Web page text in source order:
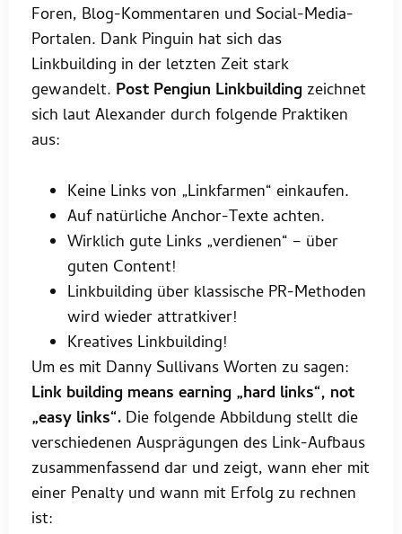
Foren, Blog-Kommentaren und Social-Media-
Portalen. Dank Pinguin hat sich das
Linkbuilding in der letzten Zeit stark
gewandelt. Post Pengiun Linkbuilding zeichnet
sich laut Alexander durch folgende Praktiken
aus:
Keine Links von „Linkfarmen“ einkaufen.
Auf natürliche Anchor-Texte achten.
Wirklich gute Links „verdienen“ – über
guten Content!
Linkbuilding über klassische PR-Methoden
wird wieder attratkiver!
Kreatives Linkbuilding!
Um es mit Danny Sullivans Worten zu sagen:
Link building means earning „hard links“, not
„easy links“. Die folgende Abbildung stellt die
verschiedenen Ausprägungen des Link-Aufbaus
zusammenfassend dar und zeigt, wann eher mit
einer Penalty und wann mit Erfolg zu rechnen
ist: